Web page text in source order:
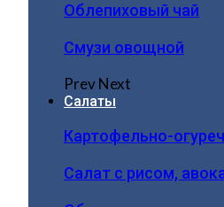
Облепиховый чай
Смузи овощной
PrevNext
Салаты
Картофельно-
Салат с рисом,